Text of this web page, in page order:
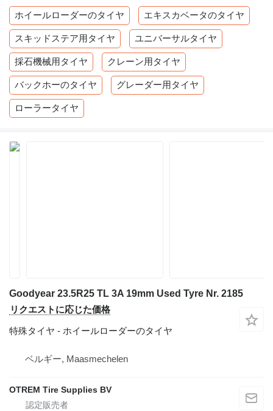
ホイールローダーのタイヤ エキスカベータのタイヤ
スキッドステア用タイヤ ユニバーサルタイヤ
採石機械用タイヤ クレーン用タイヤ
バックホーのタイヤ グレーダー用タイヤ
ローラータイヤ
Goodyear 23.5R25 TL 3A 19mm Used Tyre Nr. 2185
リクエストに応じた価格
特殊タイヤ - ホイールローダーのタイヤ
ベルギー, Maasmechelen
OTREM Tire Supplies BV